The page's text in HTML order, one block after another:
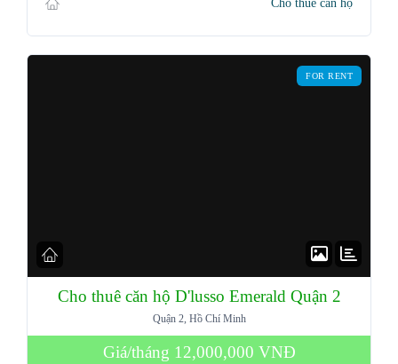
Cho thuê căn hộ
FOR RENT
Cho thuê căn hộ D'lusso Emerald Quận 2
Quận 2, Hồ Chí Minh
Giá/tháng 12,000,000 VNĐ
Log in
Don't have an account?Sign Up